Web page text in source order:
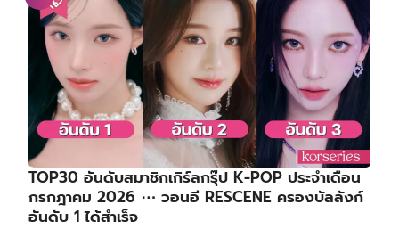
TOP30 อันดับสมาชิกเกิร์ลกรุ๊ป K-POP ประจำเดือน
กรกฎาคม 2026 ⋯ วอนอี RESCENE ครองบัลลังก์
อันดับ 1 ได้สำเร็จ